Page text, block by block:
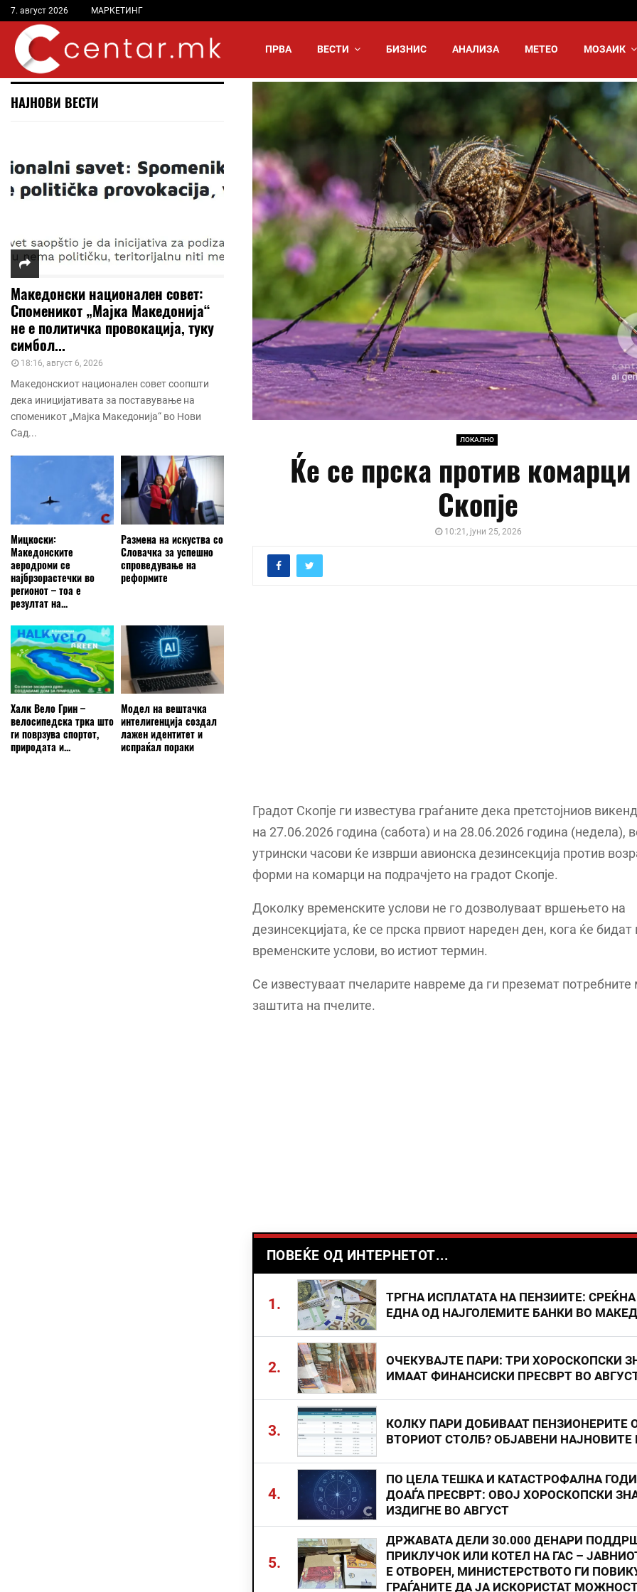
7. август 2026 МАРКЕТИНГ
ПРВА ВЕСТИ БИЗНИС АНАЛИЗА МЕТЕО МОЗАИК
ЛОКАЛНО
Ќе се прска против
Скопје
10:21, јуни 25, 2026
Градот Скопје ги известува граѓаните дека претстојниов
на 27.06.2026 година (сабота) и на 28.06.2026 година (недела),
утрински часови ќе изврши авионска дезинсекција против
форми на комарци на подрачјето на градот Скопје.
Доколку временските услови не го дозволуваат вршењето на
дезинсекцијата, ќе се прска првиот нареден ден, кога ќе бидат
временските услови, во истиот термин.
Се известуваат пчеларите навреме да ги преземат потребните
заштита на пчелите.
ПОВЕЌЕ ОД ИНТЕРНЕТОТ...
1.
ТРГНА ИСПЛАТАТА НА ПЕНЗИИТЕ:
ЕДНА ОД НАЈГОЛЕМИТЕ БАНКИ ВО
2.
ОЧЕКУВАЈТЕ ПАРИ: ТРИ ХОРОСКОПСКИ
ИМААТ ФИНАНСИСКИ ПРЕСВРТ ВО
3.
КОЛКУ ПАРИ ДОБИВААТ ПЕНЗИОНЕРИТЕ
ВТОРИОТ СТОЛБ? ОБЈАВЕНИ НАЈНОВИТЕ
4.
ПО ЦЕЛА ТЕШКА И КАТАСТРОФАЛНА
ДОАЃА ПРЕСВРТ: ОВОЈ ХОРОСКОПСКИ
ИЗДИГНЕ ВО АВГУСТ
5.
ДРЖАВАТА ДЕЛИ 30.000 ДЕНАРИ
ПРИКЛУЧОК ИЛИ КОТЕЛ НА ГАС –
Е ОТВОРЕН, МИНИСТЕРСТВОТО ГИ
ГРАЃАНИТЕ ДА ЈА ИСКОРИСТАТ
НАЈНОВИ ВЕСТИ
Македонски национален совет:
Споменикот „Мајка Македонија“
не е политичка провокација, туку
симбол...
18:16, август 6, 2026
Македонскиот национален совет соопшти
дека иницијативата за поставување на
споменикот „Мајка Македонија“ во Нови
Сад...
Мицкоски:
Македонските
аеродроми се
најбрзорастечки во
регионот – тоа е
резултат на...
Размена на искуства со
Словачка за успешно
спроведување на
реформите
Халк Вело Грин –
велосипедска трка што
ги поврзува спортот,
природата и...
Модел на вештачка
интелигенција создал
лажен идентитет и
испраќал пораки